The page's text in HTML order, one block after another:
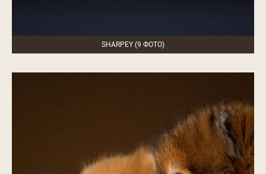
SHARPEY (9 ФОТО)